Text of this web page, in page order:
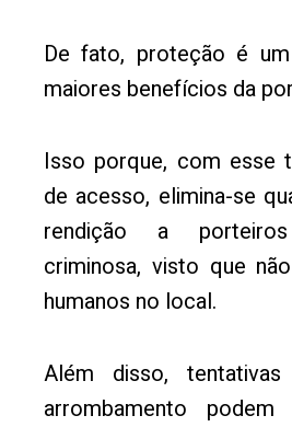
De fato, proteção é
maiores benefícios da
Isso porque, com esse
de acesso, elimina-se
rendição a
criminosa, visto que
humanos no local.
Além disso,
arrombamento